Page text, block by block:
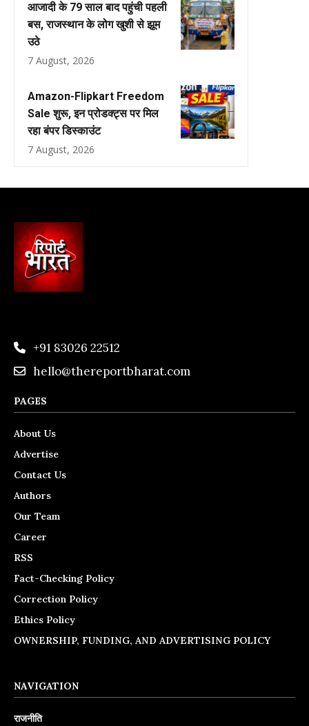
आजादी के 79 साल बाद पहुंची पहली
बस, राजस्थान के लोग खुशी से झूम
उठे
7 August, 2026
Amazon-Flipkart Freedom
Sale शुरू, इन प्रोडक्ट्स पर मिल
रहा बंपर डिस्काउंट
7 August, 2026
+91 83026 22512
hello@thereportbharat.com
PAGES
About Us
Advertise
Contact Us
Authors
Our Team
Career
RSS
Fact-Checking Policy
Correction Policy
Ethics Policy
OWNERSHIP, FUNDING, AND ADVERTISING POLICY
NAVIGATION
राजनीति